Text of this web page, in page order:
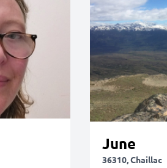
June
36310, Chaillac